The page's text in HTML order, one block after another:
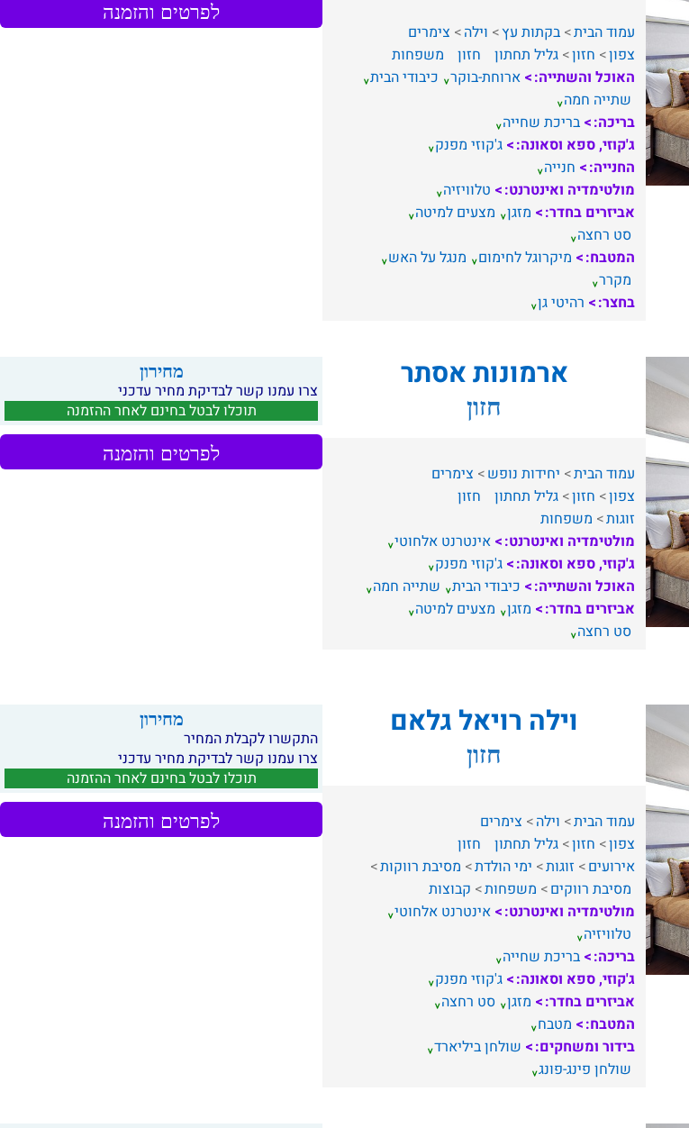
עמוד הבית בקתות עץ וילה
צימרים
צפון
חזון גליל תחתון חזון
משפחות
האוכל והשתייה:
ארוחת-בוקר כיבודי הבית
שתייה חמה
בריכה:
בריכת שחייה
ג'קוזי, ספא וסאונה:
ג'קוזי מפנק
החנייה:
חנייה
מולטימדיה ואינטרנט:
טלוויזיה
אביזרים בחדר:
מזגן מצעים למיטה
סט רחצה
המטבח:
מיקרוגל לחימום
מנגל על האש
מקרר
בחצר:
רהיטי גן
לפרטים והזמנה
ארמונות אסתר
חזון
עמוד הבית יחידות נופש
צימרים
צפון
חזון גליל תחתון
חזון
זוגות
משפחות
מולטימדיה ואינטרנט:
אינטרנט אלחוטי
ג'קוזי, ספא וסאונה:
ג'קוזי מפנק
האוכל והשתייה:
כיבודי הבית שתייה חמה
אביזרים בחדר:
מזגן מצעים למיטה
סט רחצה
מחירון
צרו עמנו קשר לבדיקת מחיר עדכני
תוכלו לבטל בחינם לאחר ההזמנה
לפרטים והזמנה
וילה רויאל גלאם
חזון
עמוד הבית וילה
צימרים
צפון
חזון גליל תחתון
חזון
אירועים
זוגות ימי הולדת
מסיבת רווקות
מסיבת רווקים
משפחות
קבוצות
מולטימדיה ואינטרנט:
אינטרנט אלחוטי
טלוויזיה
בריכה:
בריכת שחייה
ג'קוזי, ספא וסאונה:
ג'קוזי מפנק
אביזרים בחדר:
מזגן סט רחצה
המטבח:
מטבח
בידור ומשחקים:
שולחן ביליארד
שולחן פינג-פונג
מחירון
התקשרו לקבלת המחיר
צרו עמנו קשר לבדיקת מחיר עדכני
תוכלו לבטל בחינם לאחר ההזמנה
לפרטים והזמנה